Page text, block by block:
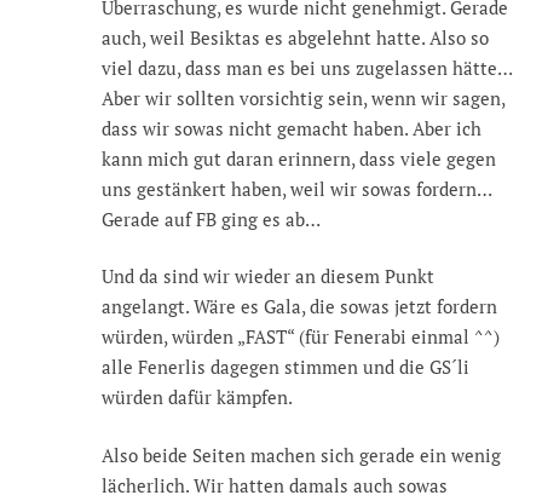
Überraschung, es wurde nicht genehmigt. Gerade
auch, weil Besiktas es abgelehnt hatte. Also so
viel dazu, dass man es bei uns zugelassen hätte…
Aber wir sollten vorsichtig sein, wenn wir sagen,
dass wir sowas nicht gemacht haben. Aber ich
kann mich gut daran erinnern, dass viele gegen
uns gestänkert haben, weil wir sowas fordern…
Gerade auf FB ging es ab…
Und da sind wir wieder an diesem Punkt
angelangt. Wäre es Gala, die sowas jetzt fordern
würden, würden „FAST“ (für Fenerabi einmal ^^)
alle Fenerlis dagegen stimmen und die GS´li
würden dafür kämpfen.
Also beide Seiten machen sich gerade ein wenig
lächerlich. Wir hatten damals auch sowas